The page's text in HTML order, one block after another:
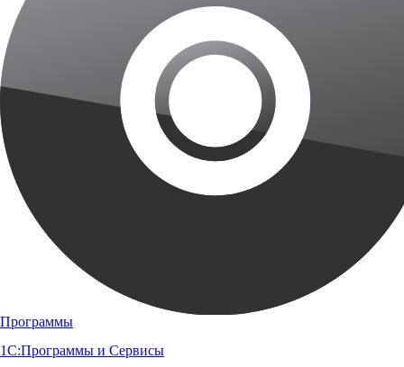
Программы
1С:Программы и Сервисы